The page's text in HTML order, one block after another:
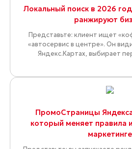
Локальный поиск в 2026
ранжируют
Представьте: клиент ищет
«автосервис в центре». Он
Яндекс.Картах, выбирает
ПромоСтраницы
который меняет правила
маркетинге